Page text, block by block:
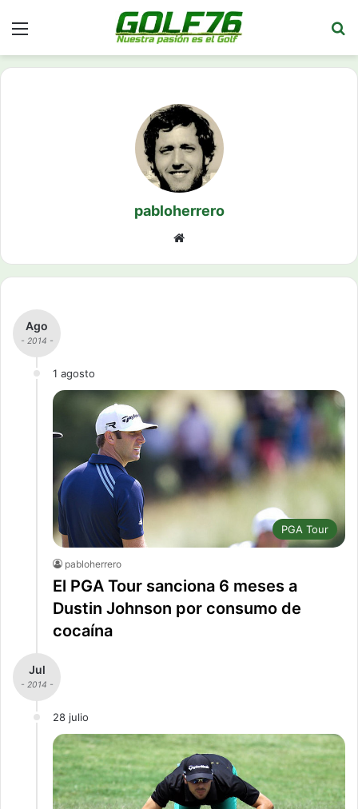
pabloherrero
we
Ago
- 2014 -
1 agosto
PGA Tour
pabloherrero
El PGA Tour sanciona 6 meses a
Dustin Johnson por consumo de
cocaína
Jul
- 2014 -
28 julio